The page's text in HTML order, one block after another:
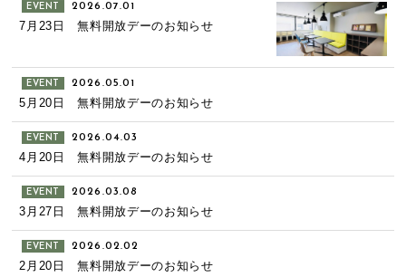
EVENT 2026.07.01
7月23日 無料開放デーのお知らせ
EVENT 2026.05.01
5月20日 無料開放デーのお知らせ
EVENT 2026.04.03
4月20日 無料開放デーのお知らせ
EVENT 2026.03.08
3月27日 無料開放デーのお知らせ
EVENT 2026.02.02
2月20日 無料開放デーのお知らせ